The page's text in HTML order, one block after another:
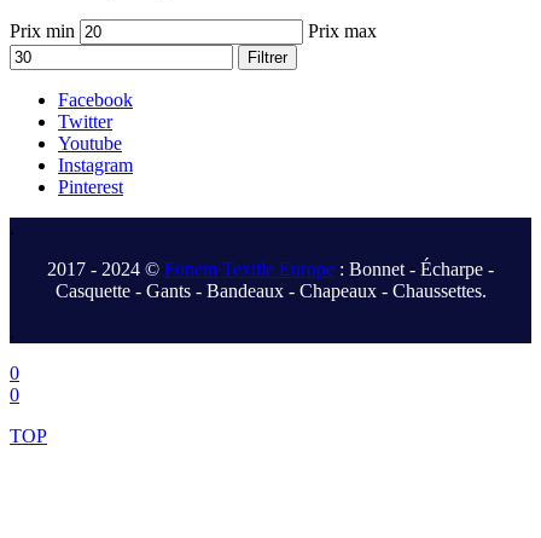
Prix min Prix max
Filtrer
Facebook
Twitter
Youtube
Instagram
Pinterest
.
2017 - 2024 © Fonem Textile Europe : Bonnet - Écharpe -
Casquette - Gants - Bandeaux - Chapeaux - Chaussettes.
.
0
0
TOP